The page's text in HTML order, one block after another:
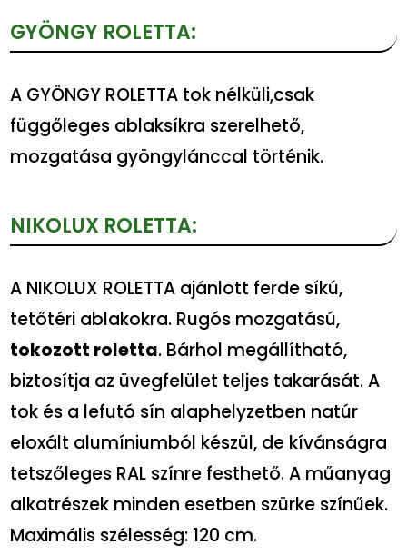
GYÖNGY ROLETTA:
A GYÖNGY ROLETTA tok nélküli,csak
függőleges ablaksíkra szerelhető,
mozgatása gyöngylánccal történik.
NIKOLUX ROLETTA:
A NIKOLUX ROLETTA ajánlott ferde síkú,
tetőtéri ablakokra. Rugós mozgatású,
tokozott roletta. Bárhol megállítható,
biztosítja az üvegfelület teljes takarását. A
tok és a lefutó sín alaphelyzetben natúr
eloxált alumíniumból készül, de kívánságra
tetszőleges RAL színre festhető. A műanyag
alkatrészek minden esetben szürke színűek.
Maximális szélesség: 120 cm.